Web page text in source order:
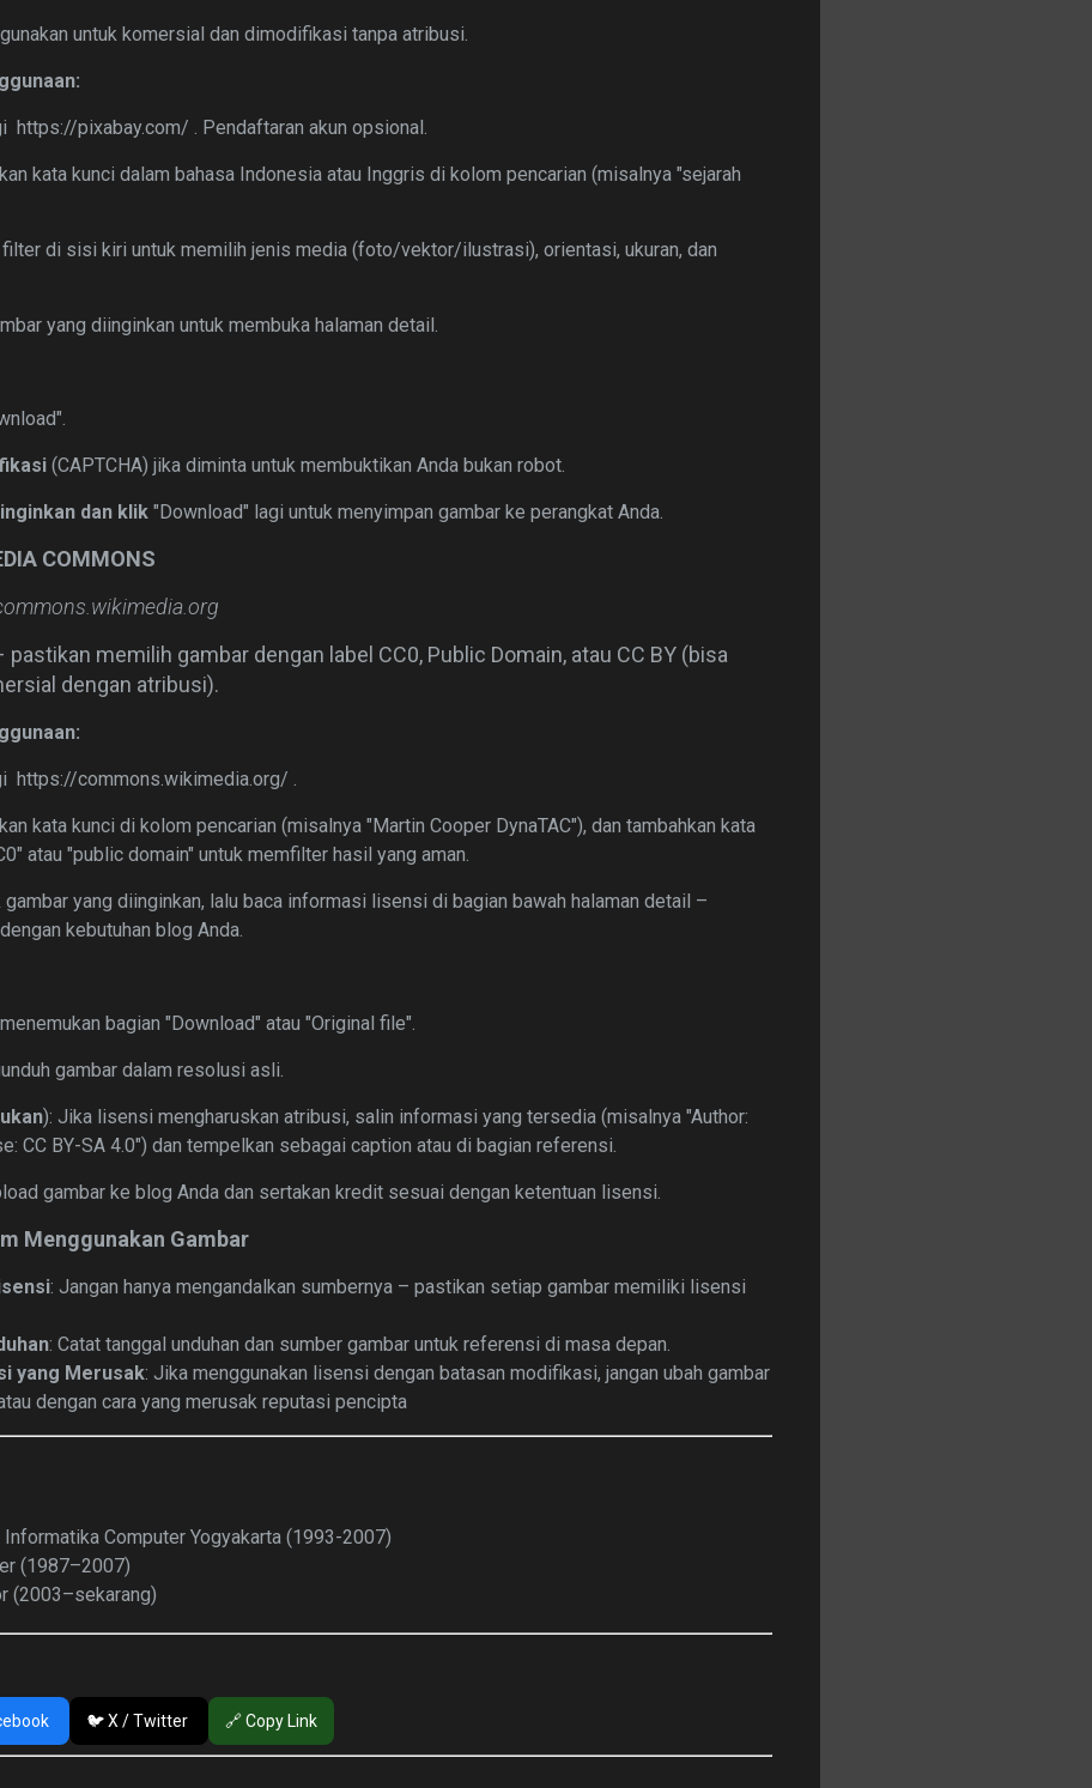
untuk komersial dan dimodifikasi tanpa atribusi.
https://pixabay.com/ . Pendaftaran akun opsional.
kata kunci dalam bahasa Indonesia atau Inggris di kolom pencarian (misalnya "sejarah
filter di sisi kiri untuk memilih jenis media (foto/vektor/ilustrasi), orientasi, ukuran, dan
yang diinginkan untuk membuka halaman detail.
(CAPTCHA) jika diminta untuk membuktikan Anda bukan robot.
dan klik "Download" lagi untuk menyimpan gambar ke perangkat Anda.
COMMONS
pastikan memilih gambar dengan label CC0, Public Domain, atau CC BY (bisa
dengan atribusi).
https://commons.wikimedia.org/ .
kata kunci di kolom pencarian (misalnya "Martin Cooper DynaTAC"), dan tambahkan kata
atau "public domain" untuk memfilter hasil yang aman.
gambar yang diinginkan, lalu baca informasi lisensi di bagian bawah halaman detail –
kebutuhan blog Anda.
bagian "Download" atau "Original file".
gambar dalam resolusi asli.
): Jika lisensi mengharuskan atribusi, salin informasi yang tersedia (misalnya "Author:
CC BY-SA 4.0") dan tempelkan sebagai caption atau di bagian referensi.
gambar ke blog Anda dan sertakan kredit sesuai dengan ketentuan lisensi.
Menggunakan Gambar
: Jangan hanya mengandalkan sumbernya – pastikan setiap gambar memiliki lisensi
: Catat tanggal unduhan dan sumber gambar untuk referensi di masa depan.
yang Merusak: Jika menggunakan lisensi dengan batasan modifikasi, jangan ubah gambar
dengan cara yang merusak reputasi pencipta
Computer Yogyakarta (1993-2007)
(1987–2007)
(2003–sekarang)
🐦 X / Twitter 🔗 Copy Link